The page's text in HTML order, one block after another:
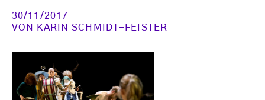
30/11/2017
VON
KARIN SCHMIDT-FEISTER